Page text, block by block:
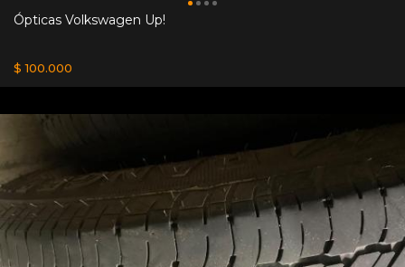
Ópticas Volkswagen Up!
$ 100.000